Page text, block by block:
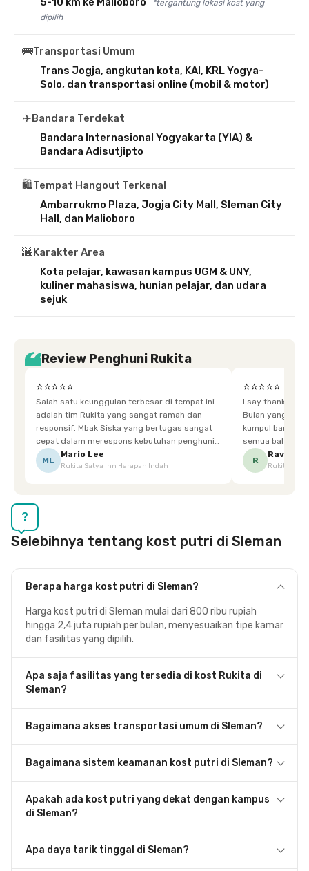
*tergantung lokasi kost yang
dipilih
🚌Transportasi Umum
Trans Jogja, angkutan kota, KAI, KRL Yogya-
Solo, dan transportasi online (mobil & motor)
✈️Bandara Terdekat
Bandara Internasional Yogyakarta (YIA) &
Bandara Adisutjipto
🛍️Tempat Hangout Terkenal
Ambarrukmo Plaza, Jogja City Mall, Sleman City
Hall, dan Malioboro
🌆Karakter Area
Kota pelajar, kawasan kampus UGM & UNY,
kuliner mahasiswa, hunian pelajar, dan udara
sejuk
Review Penghuni Rukita
⭐⭐⭐⭐⭐
Salah satu keunggulan terbesar di tempat ini
adalah tim Rukita yang sangat ramah dan
responsif. Mbak Siska yang bertugas sangat
cepat dalam merespons kebutuhan penghuni.
Ketika saya meminta keset karena sempat
terpeleset, permintaan tersebut langsung
ML
Mario Lee
Rukita Satya Inn Harapan Indah
⭐⭐⭐⭐⭐
I say thankyou
Bulan yang super happy! banyak
kumpul bareng
semua bahagia
mgkn saran dari air aja & kebersihan lebih di
R
Ravena
Rukita
?
Selebihnya tentang kost putri di Sleman
Berapa harga kost putri di Sleman?
Harga kost putri di Sleman mulai dari 800 ribu rupiah
hingga 2,4 juta rupiah per bulan, menyesuaikan tipe kamar
dan fasilitas yang dipilih.
Apa saja fasilitas yang tersedia di kost Rukita di
Sleman?
Bagaimana akses transportasi umum di Sleman?
Bagaimana sistem keamanan kost putri di Sleman?
Apakah ada kost putri yang dekat dengan kampus
di Sleman?
Apa daya tarik tinggal di Sleman?